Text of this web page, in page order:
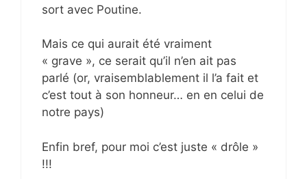
sort avec Poutine.
Mais ce qui aurait été vraiment
« grave », ce serait qu’il n’en ait pas
parlé (or, vraisemblablement il l’a fait et
c’est tout à son honneur… en en celui de
notre pays)
Enfin bref, pour moi c’est juste « drôle »
!!!